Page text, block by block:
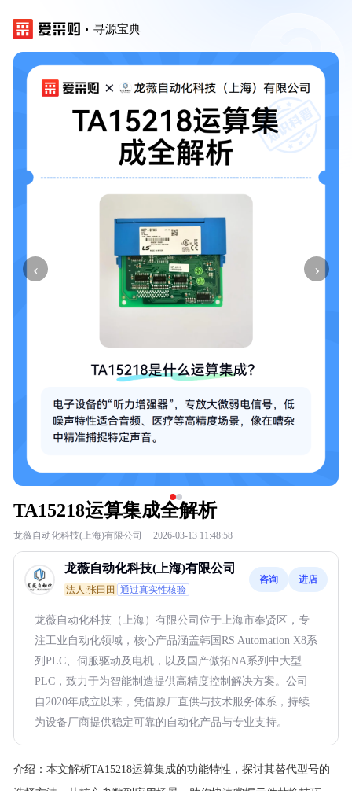
寻源宝典
‹ ›
TA15218运算集成全解析
龙薇自动化科技(上海)有限公司 · 2026-03-13 11:48:58
龙薇自动化科技(上海)有限公司
法人:张田田 通过真实性核验
咨询 进店
龙薇自动化科技（上海）有限公司位于上海市奉贤区，专
注工业自动化领域，核心产品涵盖韩国RS Automation X8系
列PLC、伺服驱动及电机，以及国产傲拓NA系列中大型
PLC，致力于为智能制造提供高精度控制解决方案。公司
自2020年成立以来，凭借原厂直供与技术服务体系，持续
为设备厂商提供稳定可靠的自动化产品与专业支持。
介绍： 本文解析TA15218运算集成的功能特性，探讨其替代型号的